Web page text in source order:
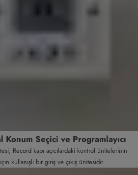
Konum Seçici ve Programlayıcı
Record kapı açıcılardaki kontrol ünitelerinin
kullanışlı bir giriş ve çıkış ünitesidir.